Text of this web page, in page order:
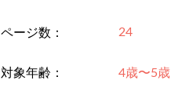
ページ数： 24
対象年齢： 4歳〜5歳